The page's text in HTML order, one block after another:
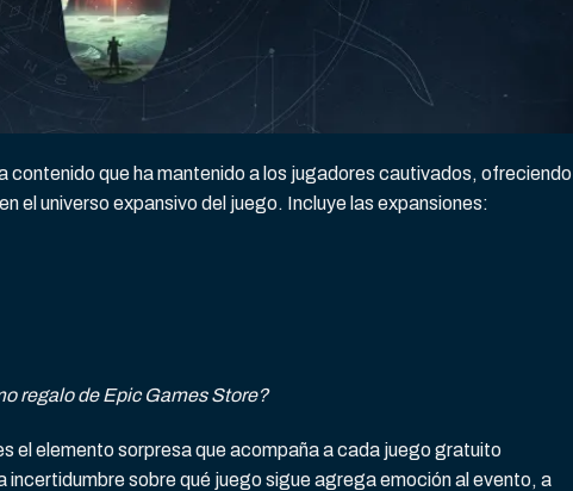
contenido que ha mantenido a los jugadores cautivados, ofreciendo
el universo expansivo del juego. Incluye las expansiones:
regalo de Epic Games Store?
el elemento sorpresa que acompaña a cada juego gratuito
incertidumbre sobre qué juego sigue agrega emoción al evento, a